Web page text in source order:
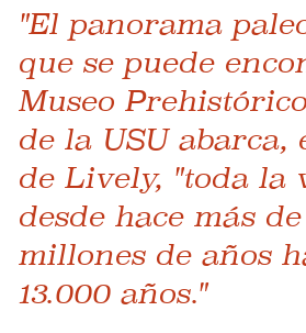
"El panorama
que se puede
Museo
de la USU abarca,
de Lively, "toda la
desde hace más
millones de años
13.000 años."